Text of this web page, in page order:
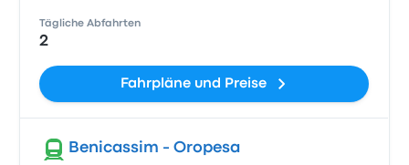
Tägliche Abfahrten
2
Fahrpläne und Preise
Benicassim - Oropesa